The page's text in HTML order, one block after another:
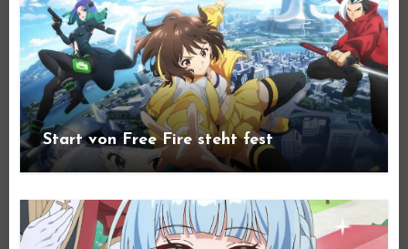
Start von Free Fire steht fest